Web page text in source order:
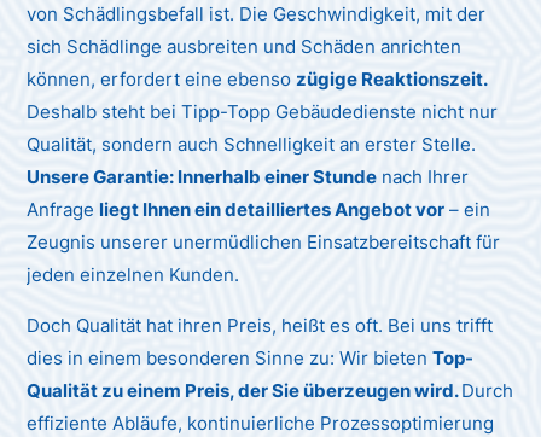
von Schädlingsbefall ist. Die Geschwindigkeit, mit der
sich Schädlinge ausbreiten und Schäden anrichten
können, erfordert eine ebensozügige Reaktionszeit.
Deshalb steht bei Tipp-Topp Gebäudedienste nicht nur
Qualität, sondern auch Schnelligkeit an erster Stelle.
Unsere Garantie: Innerhalb einer Stunde nach Ihrer
Anfrage liegt Ihnen ein detailliertes Angebot vor – ein
Zeugnis unserer unermüdlichen Einsatzbereitschaft für
jeden einzelnen Kunden.
Doch Qualität hat ihren Preis, heißt es oft. Bei uns trifft
dies in einem besonderen Sinne zu: Wir bietenTop-
Qualität zu einem Preis, der Sie überzeugen wird.Durch
effiziente Abläufe, kontinuierliche Prozessoptimierung